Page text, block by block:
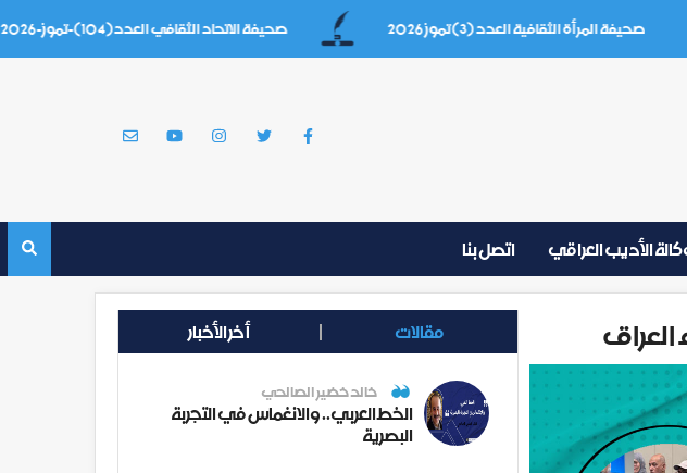
صحيفة المرأة الثقافية العدد (3) تموز 2026 صحيفة الاتحاد الثقافي العدد(104)-تموز-2026
الأديب العراقي اتصل بنا
مقالات أخر الأخبار
خالد خضير الصالحي
الخط العربي.. والانغماس في التجربة
البصرية